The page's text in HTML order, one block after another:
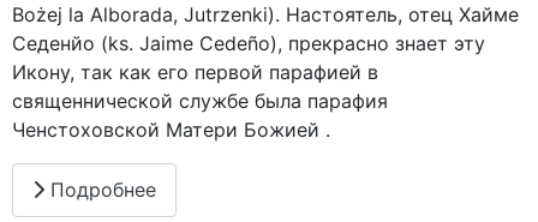
Bożej la Alborada, Jutrzenki). Настоятель, отец Хайме
Седенйо (ks. Jaime Cedeño), прекрасно знает эту
Икону, так как его первой парафией в
священнической службе была парафия
Ченстоховской Матери Божией .
Подробнее